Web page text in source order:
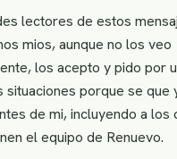
lectores de estos
mios, aunque no los veo
los acepto y pido por
situaciones porque se que
de mi, incluyendo a los
el equipo de Renuevo.